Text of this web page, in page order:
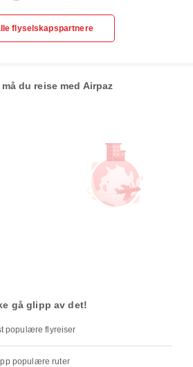
flyselskapspartnere
du reise med Airpaz
gå glipp av det!
populære flyreiser
populære ruter